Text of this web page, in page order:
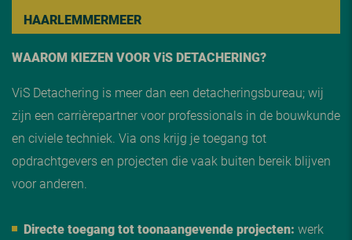
HAARLEMMERMEER
WAAROM KIEZEN VOOR ViS DETACHERING?
ViS Detachering is meer dan een detacheringsbureau; wij
zijn een carrièrepartner voor professionals in de bouwkunde
en civiele techniek. Via ons krijg je toegang tot
opdrachtgevers en projecten die vaak buiten bereik blijven
voor anderen.
Directe toegang tot toonaangevende projecten: werk